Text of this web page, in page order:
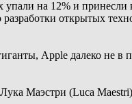
на 12% и
открытых
Apple далеко не в
Маэстри (Luca